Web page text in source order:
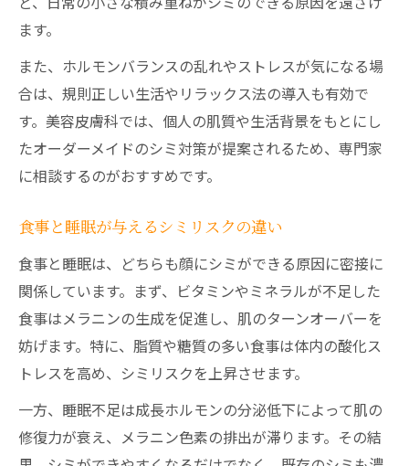
ます。
また、ホルモンバランスの乱れやストレスが気になる場
合は、規則正しい生活やリラックス法の導入も有効で
す。美容皮膚科では、個人の肌質や生活背景をもとにし
たオーダーメイドのシミ対策が提案されるため、専門家
に相談するのがおすすめです。
食事と睡眠が与えるシミリスクの違い
食事と睡眠は、どちらも顔にシミができる原因に密接に
関係しています。まず、ビタミンやミネラルが不足した
食事はメラニンの生成を促進し、肌のターンオーバーを
妨げます。特に、脂質や糖質の多い食事は体内の酸化ス
トレスを高め、シミリスクを上昇させます。
一方、睡眠不足は成長ホルモンの分泌低下によって肌の
修復力が衰え、メラニン色素の排出が滞ります。その結